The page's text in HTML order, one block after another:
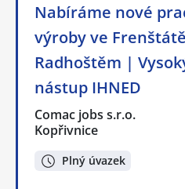
Nabíráme nové
výroby ve
Radhoštěm |
nástup IHNED
Comac jobs s.r.o.
Kopřivnice
Plný úvazek